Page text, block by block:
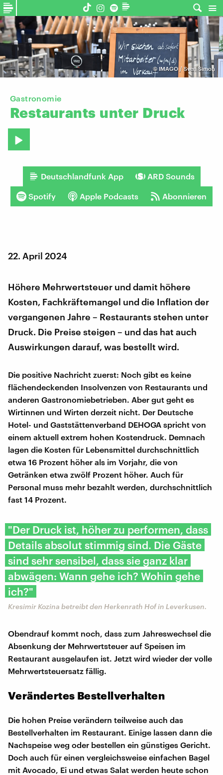
© IMAGO / Sven Simon
Gastronomie
Restaurants unter Druck
Deutschlandfunk App ARD Sounds
Spotify Apple Podcasts Abonnieren
22. April 2024
Höhere Mehrwertsteuer und damit höhere
Kosten, Fachkräftemangel und die Inflation der
vergangenen Jahre – Restaurants stehen unter
Druck. Die Preise steigen – und das hat auch
Auswirkungen darauf, was bestellt wird.
Die positive Nachricht zuerst: Noch gibt es keine
flächendeckenden Insolvenzen von Restaurants und
anderen Gastronomiebetrieben. Aber gut geht es
Wirtinnen und Wirten derzeit nicht. Der Deutsche
Hotel- und Gaststättenverband DEHOGA spricht von
einem aktuell extrem hohen Kostendruck. Demnach
lagen die Kosten für Lebensmittel durchschnittlich
etwa 16 Prozent höher als im Vorjahr, die von
Getränken etwa zwölf Prozent höher. Auch für
Personal muss mehr bezahlt werden, durchschnittlich
fast 14 Prozent.
"Der Druck ist, höher zu performen, dass
Details absolut stimmig sind. Die Gäste
sind sehr sensibel, dass sie ganz klar
abwägen: Wann gehe ich? Wohin gehe
ich?"
Kresimir Kozina betreibt den Herkenrath Hof in Leverkusen.
Obendrauf kommt noch, dass zum Jahreswechsel die
Absenkung der Mehrwertsteuer auf Speisen im
Restaurant ausgelaufen ist. Jetzt wird wieder der volle
Mehrwertsteuersatz fällig.
Verändertes Bestellverhalten
Die hohen Preise verändern teilweise auch das
Bestellverhalten im Restaurant. Einige lassen dann die
Nachspeise weg oder bestellen ein günstiges Gericht.
Doch auch für einen vergleichsweise einfachen Bagel
mit Avocado, Ei und etwas Salat werden heute schon